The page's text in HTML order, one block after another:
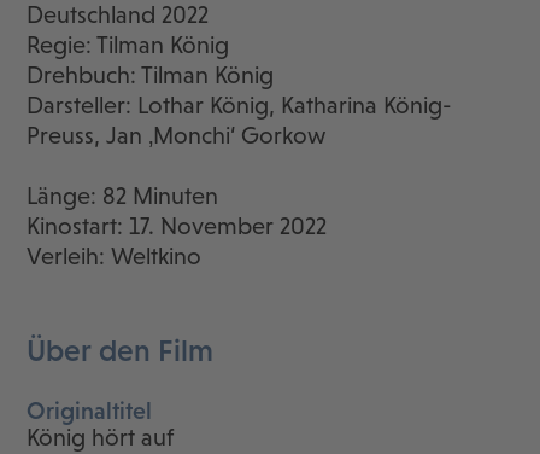
Deutschland 2022
Regie: Tilman König
Drehbuch: Tilman König
Darsteller: Lothar König, Katharina König-
Preuss, Jan ‚Monchi‘ Gorkow
Länge: 82 Minuten
Kinostart: 17. November 2022
Verleih: Weltkino
Über den Film
Originaltitel
König hört auf